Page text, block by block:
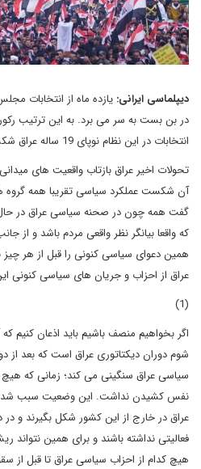
دیپلماسی ایرانی: یازده ماه از انتخابات
در بن بست به سر می برد. به این ترتیب
انتخابات در این نظام نوپای 19 ساله عراق شکست شد.
تحولات اخیر عراق بازتاب واقعیت های
آن شکست عملکرد سیاسی تقریبا همه
گفت همه چون در صحنه سیاسی عراق در حال
که واقعا بیانگر نظر واقعی مردم باشد و از
همین دعوای سیاسی کنونی را قبل از هر چیز
عراق از احزاب و جریان های سیاسی کنونی
(1)
اگر بخواهیم منصف باشیم باید اذعان کنیم
شوم دوران دیکتاتوری عراق است که بعد از
سیاسی عراق سنگینی می کند؛ زمانی که
نفس کشیدن نداشت. این وضعیت سبب شد
عراق در خارج از این کشور شکل بگیرند و
فعالیتی نداشته باشند و برای همین نتواند
هیچ کدام از احزاب سیاسی عراق تا قبل